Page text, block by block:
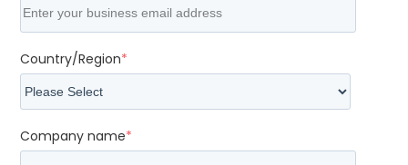
Country/Region*
Company name*